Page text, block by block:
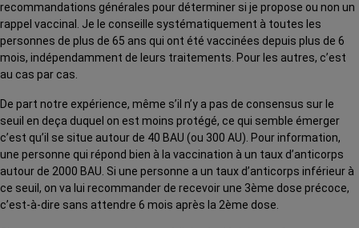
recommandations générales pour déterminer si je propose ou non un
rappel vaccinal. Je le conseille systématiquement à toutes les
personnes de plus de 65 ans qui ont été vaccinées depuis plus de 6
mois, indépendamment de leurs traitements. Pour les autres, c’est
au cas par cas.
De part notre expérience, même s’il n’y a pas de consensus sur le
seuil en deça duquel on est moins protégé, ce qui semble émerger
c’est qu’il se situe autour de 40 BAU (ou 300 AU). Pour information,
une personne qui répond bien à la vaccination à un taux d’anticorps
autour de 2000 BAU. Si une personne a un taux d’anticorps inférieur à
ce seuil, on va lui recommander de recevoir une 3ème dose précoce,
c’est-à-dire sans attendre 6 mois après la 2ème dose.